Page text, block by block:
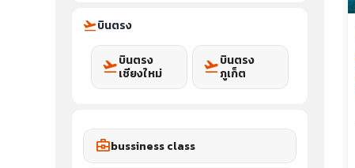
flight_takeoffบินตรง
flight_takeoffบินตรง
เชียงใหม่
flight_takeoffบินตรง
ภูเก็ต
business_centerbussiness class